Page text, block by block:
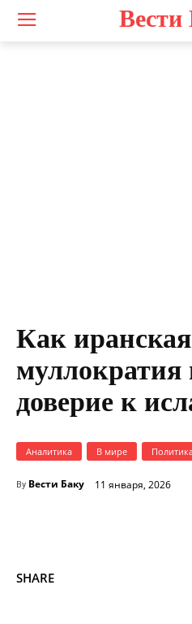
Вести
Как иранская
муллократия
доверие к
Аналитика В мире
By Вести Баку 11 января, 2026
SHARE